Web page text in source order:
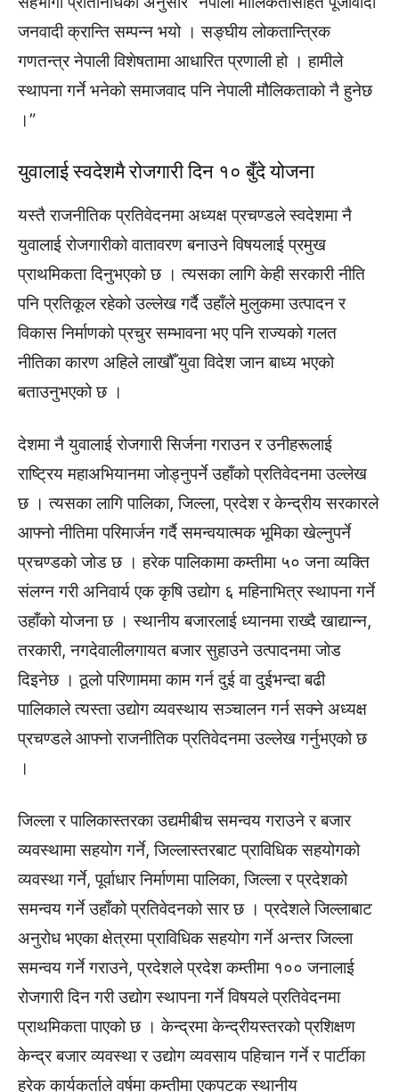
जनवादी क्रान्ति सम्पन्न भयो । सङ्घीय लोकतान्त्रिक
गणतन्त्र नेपाली विशेषतामा आधारित प्रणाली हो । हामीले
स्थापना गर्ने भनेको समाजवाद पनि नेपाली मौलिकताको नै हुनेछ
।”
युवालाई स्वदेशमै रोजगारी दिन १० बुँदे योजना
यस्तै राजनीतिक प्रतिवेदनमा अध्यक्ष प्रचण्डले स्वदेशमा नै
युवालाई रोजगारीको वातावरण बनाउने विषयलाई प्रमुख
प्राथमिकता दिनुभएको छ । त्यसका लागि केही सरकारी नीति
पनि प्रतिकूल रहेको उल्लेख गर्दै उहाँले मुलुकमा उत्पादन र
विकास निर्माणको प्रचुर सम्भावना भए पनि राज्यको गलत
नीतिका कारण अहिले लाखौँ युवा विदेश जान बाध्य भएको
बताउनुभएको छ ।
देशमा नै युवालाई रोजगारी सिर्जना गराउन र उनीहरूलाई
राष्ट्रिय महाअभियानमा जोड्नुपर्ने उहाँको प्रतिवेदनमा उल्लेख
छ । त्यसका लागि पालिका, जिल्ला, प्रदेश र केन्द्रीय सरकारले
आफ्नो नीतिमा परिमार्जन गर्दै समन्वयात्मक भूमिका खेल्नुपर्ने
प्रचण्डको जोड छ । हरेक पालिकामा कम्तीमा ५० जना व्यक्ति
संलग्न गरी अनिवार्य एक कृषि उद्योग ६ महिनाभित्र स्थापना गर्ने
उहाँको योजना छ । स्थानीय बजारलाई ध्यानमा राख्दै खाद्यान्न,
तरकारी, नगदेवालीलगायत बजार सुहाउने उत्पादनमा जोड
दिइनेछ । ठूलो परिणाममा काम गर्न दुई वा दुईभन्दा बढी
पालिकाले त्यस्ता उद्योग व्यवस्थाय सञ्चालन गर्न सक्ने अध्यक्ष
प्रचण्डले आफ्नो राजनीतिक प्रतिवेदनमा उल्लेख गर्नुभएको छ
।
जिल्ला र पालिकास्तरका उद्यमीबीच समन्वय गराउने र बजार
व्यवस्थामा सहयोग गर्ने, जिल्लास्तरबाट प्राविधिक सहयोगको
व्यवस्था गर्ने, पूर्वाधार निर्माणमा पालिका, जिल्ला र प्रदेशको
समन्वय गर्ने उहाँको प्रतिवेदनको सार छ । प्रदेशले जिल्लाबाट
अनुरोध भएका क्षेत्रमा प्राविधिक सहयोग गर्ने अन्तर जिल्ला
समन्वय गर्ने गराउने, प्रदेशले प्रदेश कम्तीमा १०० जनालाई
रोजगारी दिन गरी उद्योग स्थापना गर्ने विषयले प्रतिवेदनमा
प्राथमिकता पाएको छ । केन्द्रमा केन्द्रीयस्तरको प्रशिक्षण
केन्द्र बजार व्यवस्था र उद्योग व्यवसाय पहिचान गर्ने र पार्टीका
हरेक कार्यकर्ताले वर्षमा कम्तीमा एकपटक स्थानीय